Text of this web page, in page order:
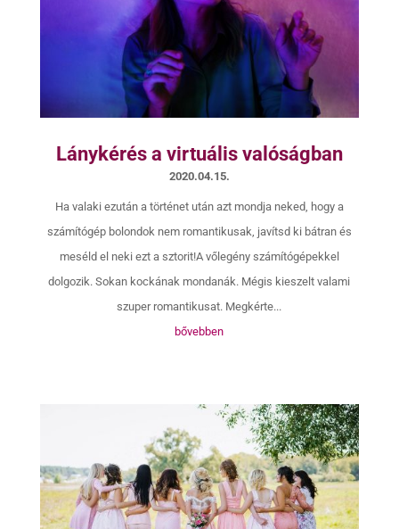
Lánykérés a virtuális valóságban
2020.04.15.
Ha valaki ezután a történet után azt mondja neked, hogy a
számítógép bolondok nem romantikusak, javítsd ki bátran és
meséld el neki ezt a sztorit!A vőlegény számítógépekkel
dolgozik. Sokan kockának mondanák. Mégis kieszelt valami
szuper romantikusat. Megkérte...
bővebben